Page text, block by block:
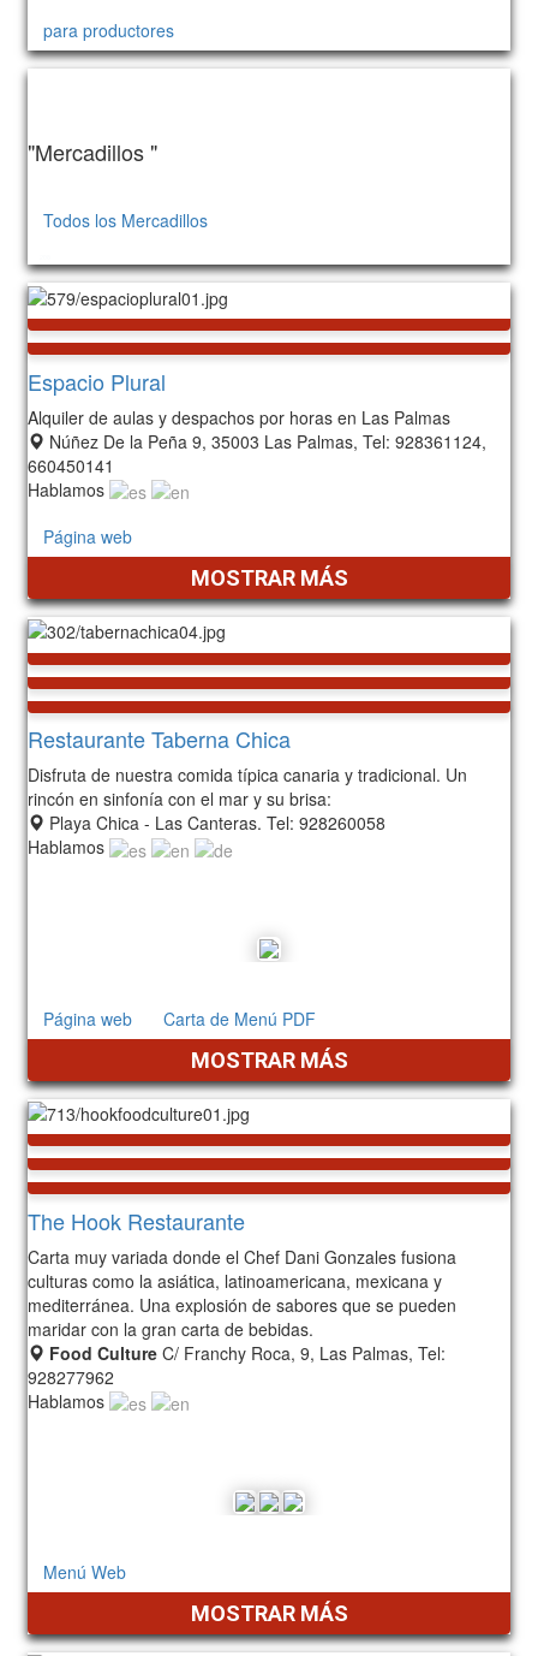
para productores
"Mercadillos "
Todos los Mercadillos
Espacio Plural
Alquiler de aulas y despachos por horas en Las Palmas
Núñez De la Peña 9, 35003 Las Palmas, Tel: 928361124,
660450141
Hablamos
Página web
MOSTRAR MÁS
Restaurante Taberna Chica
Disfruta de nuestra comida típica canaria y tradicional. Un
rincón en sinfonía con el mar y su brisa:
Playa Chica - Las Canteras. Tel: 928260058
Hablamos
Página web Carta de Menú PDF
MOSTRAR MÁS
The Hook Restaurante
Carta muy variada donde el Chef Dani Gonzales fusiona
culturas como la asiática, latinoamericana, mexicana y
mediterránea. Una explosión de sabores que se pueden
maridar con la gran carta de bebidas.
Food Culture C/ Franchy Roca, 9, Las Palmas, Tel:
928277962
Hablamos
Menú Web
MOSTRAR MÁS